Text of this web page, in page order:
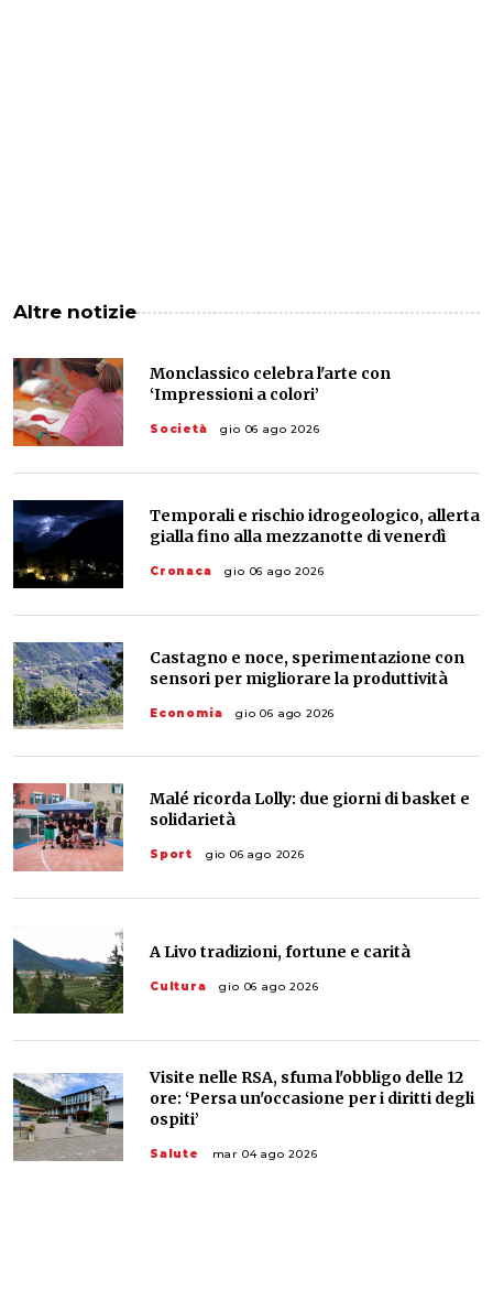
Altre notizie
Monclassico celebra l'arte con
‘Impressioni a colori’
Società gio 06 ago 2026
Temporali e rischio idrogeologico, allerta
gialla fino alla mezzanotte di venerdì
Cronaca gio 06 ago 2026
Castagno e noce, sperimentazione con
sensori per migliorare la produttività
Economia gio 06 ago 2026
Malé ricorda Lolly: due giorni di basket e
solidarietà
Sport gio 06 ago 2026
A Livo tradizioni, fortune e carità
Cultura gio 06 ago 2026
Visite nelle RSA, sfuma l'obbligo delle 12
ore: ‘Persa un'occasione per i diritti degli
ospiti’
Salute mar 04 ago 2026